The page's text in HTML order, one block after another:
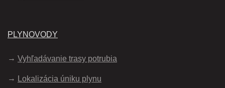
PLYNOVODY
Vyhľadávanie trasy potrubia
Lokalizácia úniku plynu